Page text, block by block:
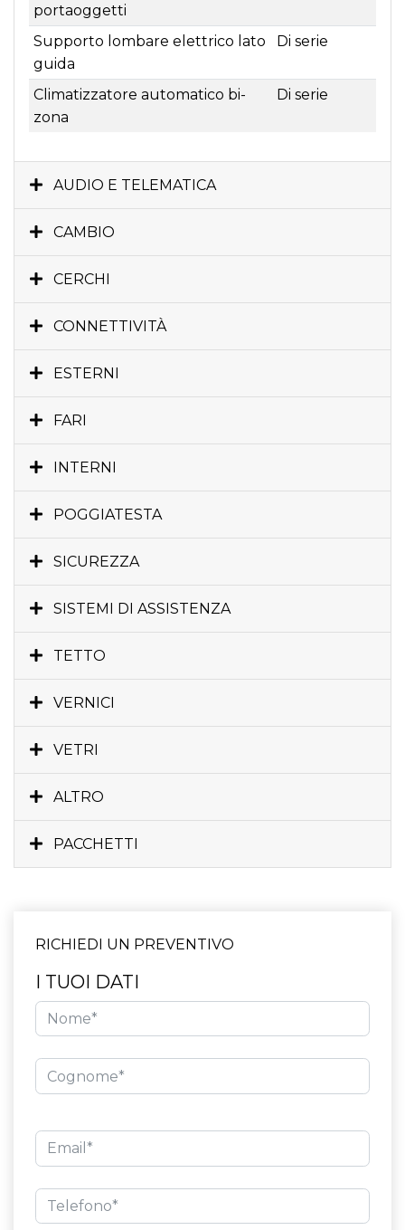
portaoggetti
Supporto lombare elettrico lato
guida
Di serie
Climatizzatore automatico bi-
zona
Di serie
AUDIO E TELEMATICA
CAMBIO
CERCHI
CONNETTIVITÀ
ESTERNI
FARI
INTERNI
POGGIATESTA
SICUREZZA
SISTEMI DI ASSISTENZA
TETTO
VERNICI
VETRI
ALTRO
PACCHETTI
RICHIEDI UN PREVENTIVO
I TUOI DATI